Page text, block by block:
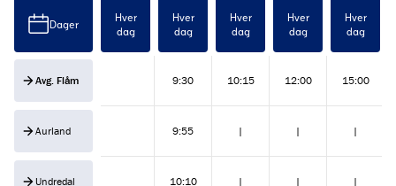
Dager
Hver
dag
Hver
dag
Hver
dag
Hver
dag
Hver
dag
Avg. Flåm 9:30 10:15 12:00 15:00
Aurland 9:55 | | |
Undredal 10:10 | | |